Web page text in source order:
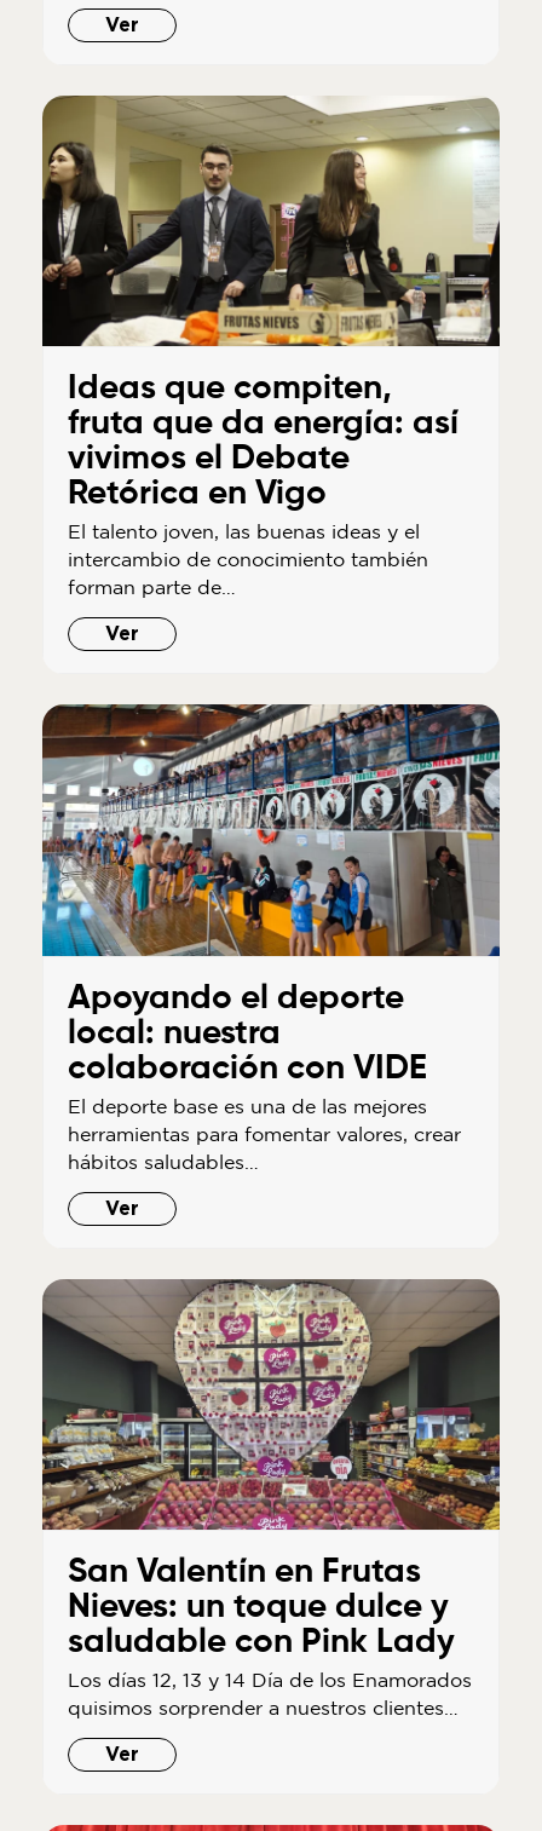
Ver
Ideas que compiten,
fruta que da energía: así
vivimos el Debate
Retórica en Vigo
El talento joven, las buenas ideas y el
intercambio de conocimiento también
forman parte de…
Ver
Apoyando el deporte
local: nuestra
colaboración con VIDE
El deporte base es una de las mejores
herramientas para fomentar valores, crear
hábitos saludables…
Ver
San Valentín en Frutas
Nieves: un toque dulce y
saludable con Pink Lady
Los días 12, 13 y 14 Día de los Enamorados
quisimos sorprender a nuestros clientes…
Ver